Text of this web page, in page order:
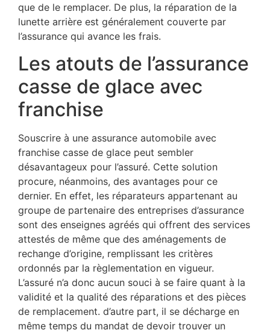
que de le remplacer. De plus, la réparation de la
lunette arrière est généralement couverte par
l’assurance qui avance les frais.
Les atouts de l’assurance
casse de glace avec
franchise
Souscrire à une assurance automobile avec
franchise casse de glace peut sembler
désavantageux pour l’assuré. Cette solution
procure, néanmoins, des avantages pour ce
dernier. En effet, les réparateurs appartenant au
groupe de partenaire des entreprises d’assurance
sont des enseignes agréés qui offrent des services
attestés de même que des aménagements de
rechange d’origine, remplissant les critères
ordonnés par la règlementation en vigueur.
L’assuré n’a donc aucun souci à se faire quant à la
validité et la qualité des réparations et des pièces
de remplacement. d’autre part, il se décharge en
même temps du mandat de devoir trouver un